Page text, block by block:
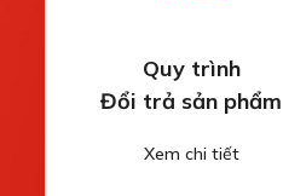
Quy trình
Đổi trả sản phẩm
Xem chi tiết